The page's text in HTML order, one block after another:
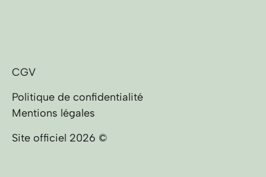
CGV
Politique de confidentialité
Mentions légales
Site officiel 2026 ©